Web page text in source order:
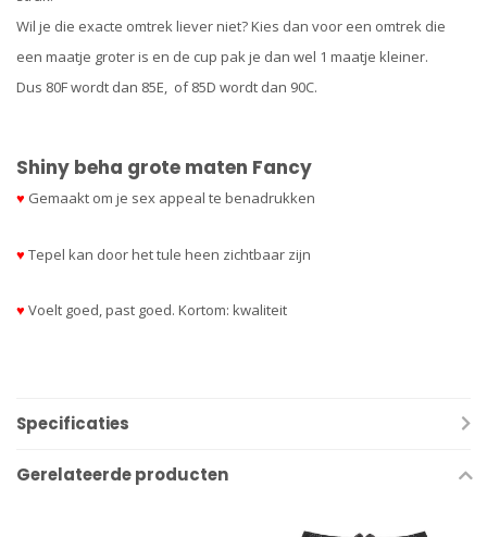
Wil je die exacte omtrek liever niet? Kies dan voor een omtrek die
een maatje groter is en de cup pak je dan wel 1 maatje kleiner.
Dus 80F wordt dan 85E, of 85D wordt dan 90C.
Shiny beha grote maten Fancy
♥ Gemaakt om je sex appeal te benadrukken
♥ Tepel kan door het tule heen zichtbaar zijn
♥ Voelt goed, past goed. Kortom: kwaliteit
Specificaties
Gerelateerde producten